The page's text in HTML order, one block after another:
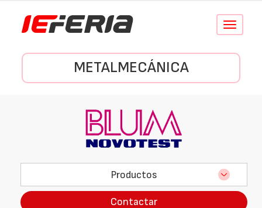
Conmutar
METALMECÁNICA
Productos
Contactar